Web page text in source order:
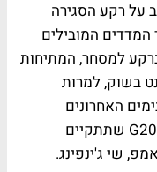
על רקע הסגירה
המובילים
למסחר, המתיחות
בשוק, למרות
האחרונים
שמעניקים רוח גבית לשוק, ופסגת ה-G20 שתתקיים
שי ג'ינפינג.